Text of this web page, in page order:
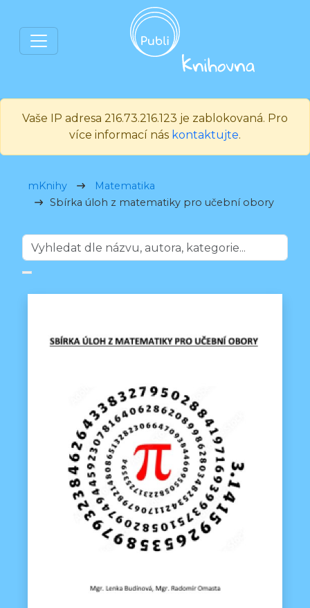
Vaše IP adresa 216.73.216.123 je zablokovaná. Pro
více informací nás kontaktujte.
mKnihy
Matematika
Sbírka úloh z matematiky pro učební obory